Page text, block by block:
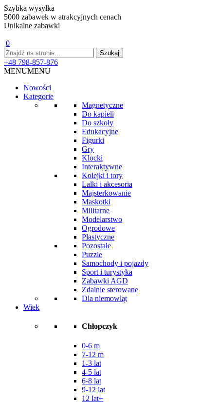
Szybka wysyłka
5000 zabawek w atrakcyjnych cenach
Unikalne zabawki
0
+48 798-857-876
MENUMENU
Nowości
Kategorie
Magnetyczne
Do kąpieli
Do szkoły
Edukacyjne
Figurki
Gry
Klocki
Interaktywne
Kolejki i tory
Lalki i akcesoria
Majsterkowanie
Maskotki
Militarne
Modelarstwo
Ogrodowe
Plastyczne
Pozostałe
Puzzle
Samochody i pojazdy
Sport i turystyka
Zabawki AGD
Zdalnie sterowane
Dla niemowląt
Wiek
Chłopczyk
0-6 m
7-12 m
1-3 lat
4-5 lat
6-8 lat
9-12 lat
12 lat+